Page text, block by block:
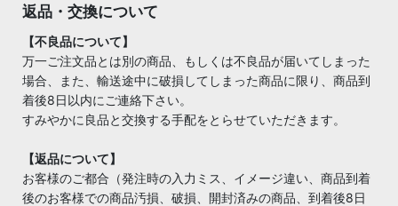
返品・交換について
【不良品について】
万一ご注文品とは別の商品、もしくは不良品が届いてしまった
場合、また、輸送途中に破損してしまった商品に限り、商品到
着後8日以内にご連絡下さい。
すみやかに良品と交換する手配をとらせていただきます。
【返品について】
お客様のご都合（発注時の入力ミス、イメージ違い、商品到着
後のお客様での商品汚損、破損、開封済みの商品、到着後8日